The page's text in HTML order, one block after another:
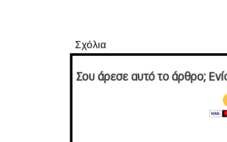
Σχόλια
Σου άρεσε αυτό το άρθρο;